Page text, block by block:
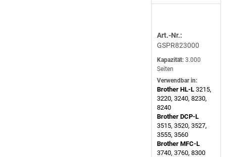
Art.-Nr.:
GSPR823000
Kapazität: 3.000
Seiten
Verwendbar in:
Brother HL-L 3215,
3220, 3240, 8230,
8240
Brother DCP-L
3515, 3520, 3527,
3555, 3560
Brother MFC-L
3740, 3760, 8300